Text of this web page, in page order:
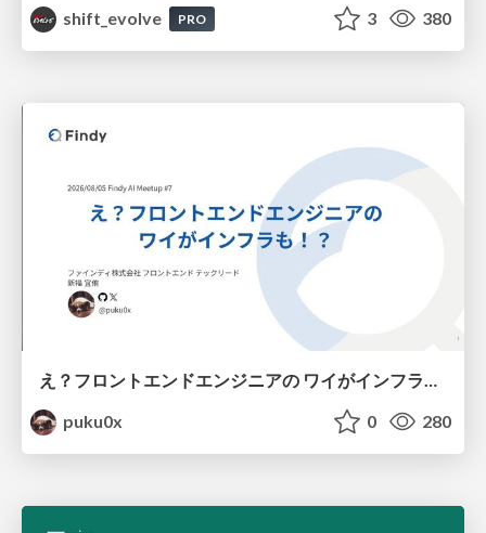
shift_evolve
PRO 3 380
え？フロントエンドエンジニアの ワイがインフラも！？
puku0x
0 280